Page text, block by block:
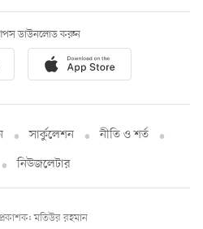
ডাউনলোড করুন
সার্কুলেশন
নীতি ও শর্ত
নিউজলেটার
মতিউর রহমান